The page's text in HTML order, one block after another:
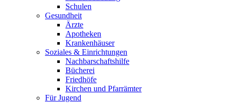
Schulen
Gesundheit
Ärzte
Apotheken
Krankenhäuser
Soziales & Einrichtungen
Nachbarschaftshilfe
Bücherei
Friedhöfe
Kirchen und Pfarrämter
Für Jugend